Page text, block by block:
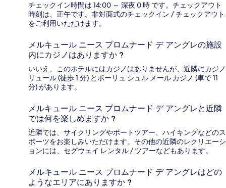
チェックイン時間は 14:00 ～ 深夜 0 時 です。チェックアウト
時刻は、正午です。非対面式のチェックイン / チェックアウト
をご利用いただけます。
メルキュール ニース プロムナード デ アングレの施設
内にカジノはありますか ?
いいえ、このホテルにはカジノはありませんが、近隣にカジノ
リュール (徒歩 1 分) とボーリュ シュル メール カジノ (車で 11
分) があります。
メルキュール ニース プロムナード デ アングレと近隣
では何を楽しめますか ?
近隣では、サイクリングやボートツアー、ハイキングなどのス
ポーツをお楽しみいただけます。その他の近隣のレクリエーシ
ョンには、セグウェイ レンタル / ツアーなどもあります。
メルキュール ニース プロムナード デ アングレはどの
ようなエリアにありますか ?